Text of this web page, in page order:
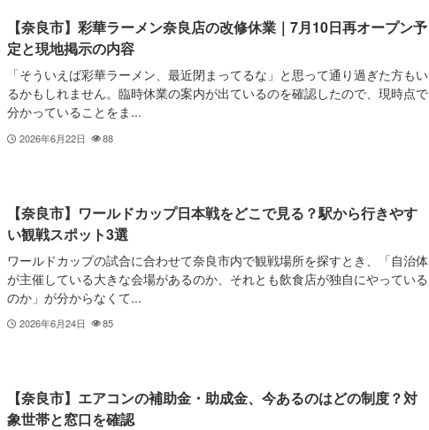
【奈良市】彩華ラーメン奈良店の改修休業｜7月10日再オープン予
定と現地掲示の内容
「そういえば彩華ラーメン、最近閉まってるな」と思って通り過ぎた方もい
るかもしれません。臨時休業の案内が出ているのを確認したので、現時点で
分かっていることをま...
2026年6月22日 88
【奈良市】ワールドカップ日本戦をどこで見る？駅から行きやす
い観戦スポット3選
ワールドカップの試合に合わせて奈良市内で観戦場所を探すとき、「自治体
が主催している大きな会場があるのか、それとも飲食店が独自にやっている
のか」が分からなくて...
2026年6月24日 85
【奈良市】エアコンの補助金・助成金、今あるのはどの制度？対
象世帯と窓口を確認